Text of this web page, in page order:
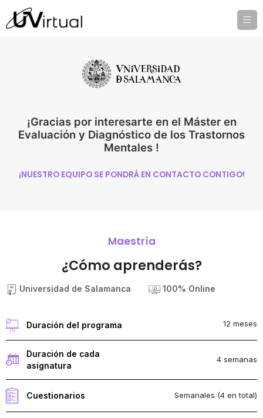
¡Gracias por interesarte en el Máster en
Evaluación y Diagnóstico de los Trastornos
Mentales !
¡NUESTRO EQUIPO SE PONDRÁ EN CONTACTO CONTIGO!
Maestría
¿Cómo aprenderás?
Universidad de Salamanca 100% Online
Duración del programa 12 meses
Duración de cada
asignatura
4 semanas
Cuestionarios Semanales (4 en total)